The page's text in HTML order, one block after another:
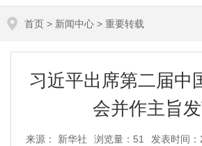
首页 > 新闻中心 > 重要转载
习近平出席第二届
会并作主旨
来源： 新华社 浏览量： 51 发表时间